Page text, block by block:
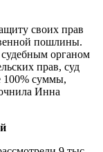
своих прав
пошлины.
судебным органом
прав, суд
100% суммы,
Инна